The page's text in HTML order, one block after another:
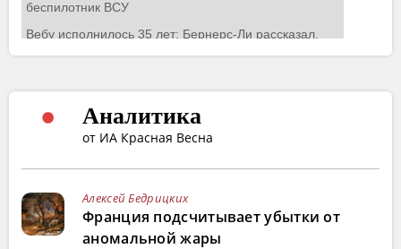
Аналитика
от ИА Красная Весна
Алексей Бедрицких
Франция подсчитывает убытки от
аномальной жары